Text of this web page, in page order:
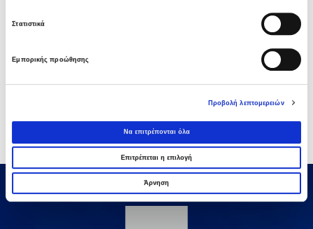
Στατιστικά
Εμπορικής προώθησης
Προβολή λεπτομερειών
Να επιτρέπονται όλα
Επιτρέπεται η επιλογή
Άρνηση
ακαδημαϊκή αναβάθμιση της Θεσσαλονίκης
Όμιλος AVAX: Υπογραφή σύμβασης για νέο
φωτοβολταϊκό σταθμό 275,5MW στη